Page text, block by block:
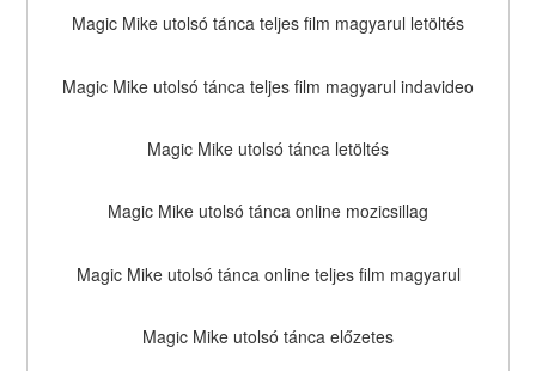
Magic Mike utolsó tánca teljes film magyarul letöltés
Magic Mike utolsó tánca teljes film magyarul indavideo
Magic Mike utolsó tánca letöltés
Magic Mike utolsó tánca online mozicsillag
Magic Mike utolsó tánca online teljes film magyarul
Magic Mike utolsó tánca előzetes